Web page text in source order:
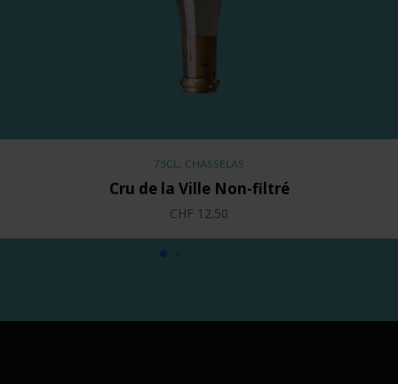
75CL , CHASSELAS
Cru de la Ville Non-filtré
CHF 12.50